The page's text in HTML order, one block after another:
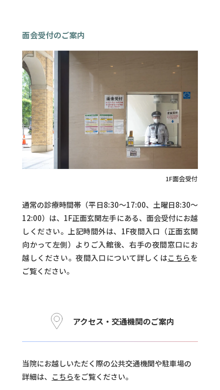
面会受付のご案内
通常の診療時間帯（平日8:30〜17:00、土曜日8:30〜
12:00）は、1F正面玄関左手にある、面会受付にお越
しください。上記時間外は、1F夜間入口（正面玄関
向かって左側）よりご入館後、右手の夜間窓口にお
越しください。夜間入口について詳しくはこちらを
ご覧ください。
1F面会受付
アクセス・交通機関のご案内
当院にお越しいただく際の公共交通機関や駐車場の
詳細は、 こちらをご覧ください。